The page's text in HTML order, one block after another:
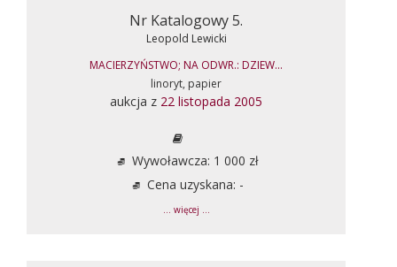
Nr Katalogowy 5.
Leopold Lewicki
MACIERZYŃSTWO; NA ODWR.: DZIEW...
linoryt, papier
aukcja z 22 listopada 2005
Wywoławcza: 1 000 zł
Cena uzyskana: -
... więcej ...